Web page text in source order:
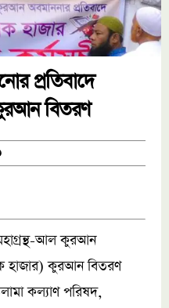
প্রতিবাদে
বিতরণ
আল কুরআন
হাজার) কুরআন বিতরণ
কল্যাণ পরিষদ,